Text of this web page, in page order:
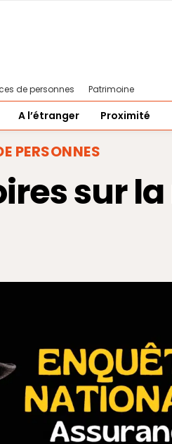
de personnes Patrimoine
A l’étranger Proximité
PERSONNES
sur